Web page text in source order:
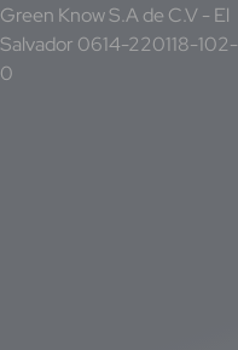
Green Know S.A de C.V - El
Salvador 0614-220118-102-
0